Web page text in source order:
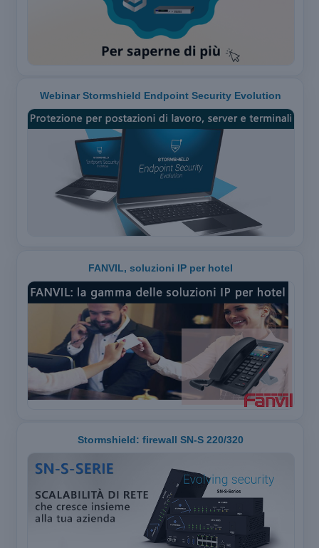
Webinar Stormshield Endpoint Security Evolution
FANVIL, soluzioni IP per hotel
Stormshield: firewall SN-S 220/320